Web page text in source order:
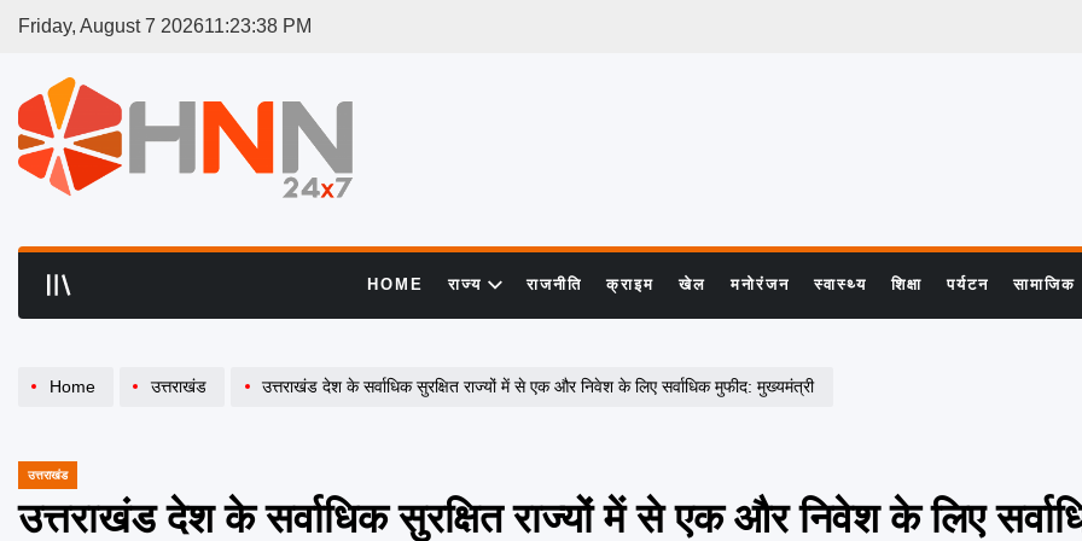
Friday, August 7 202611:23:38 PM
HOME राज्य राजनीति क्राइम खेल मनोरंजन स्वास्थ्य शिक्षा पर्यटन सामाजिक
Home उत्तराखंड उत्तराखंड देश के सर्वाधिक सुरक्षित राज्यों में से एक और निवेश के लिए सर्वाधिक मुफीद: मुख्यमंत्री
POSTED
उत्तराखंड
उत्तराखंड देश के सर्वाधिक सुरक्षित राज्यों में से एक और निवेश के लिए